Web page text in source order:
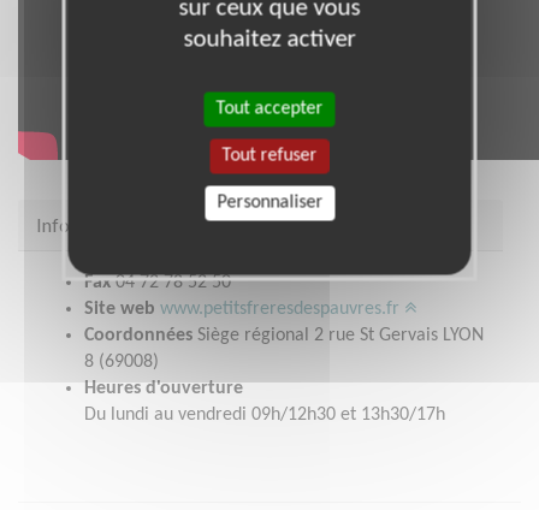
Infos pratiques
Fax04 72 78 52 50
Site web www.petitsfreresdespauvres.fr
Coordonnées Siège régional 2 rue St Gervais LYON
8 (69008)
Heures d'ouverture
Du lundi au vendredi 09h/12h30 et 13h30/17h
sur ceux que vous
souhaitez activer
Tout accepter
Tout refuser
Personnaliser